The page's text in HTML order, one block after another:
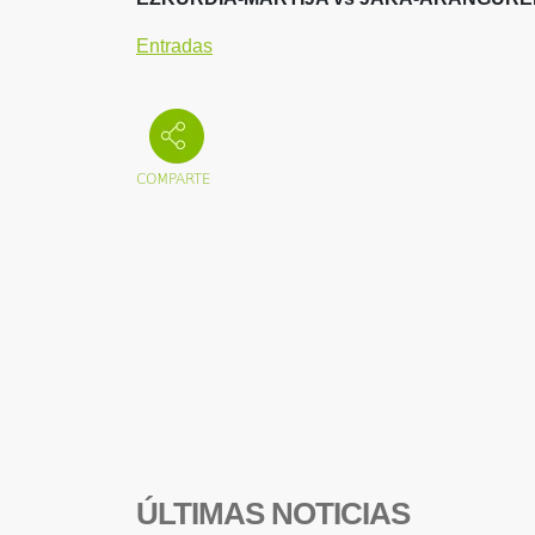
Entradas
ÚLTIMAS NOTICIAS